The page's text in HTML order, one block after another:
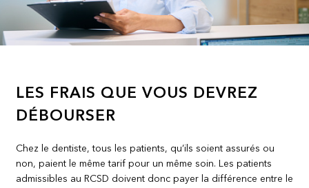
LES FRAIS QUE VOUS DEVREZ
DÉBOURSER
Chez le dentiste, tous les patients, qu’ils soient assurés ou
non, paient le même tarif pour un même soin. Les patients
admissibles au RCSD doivent donc payer la différence entre le